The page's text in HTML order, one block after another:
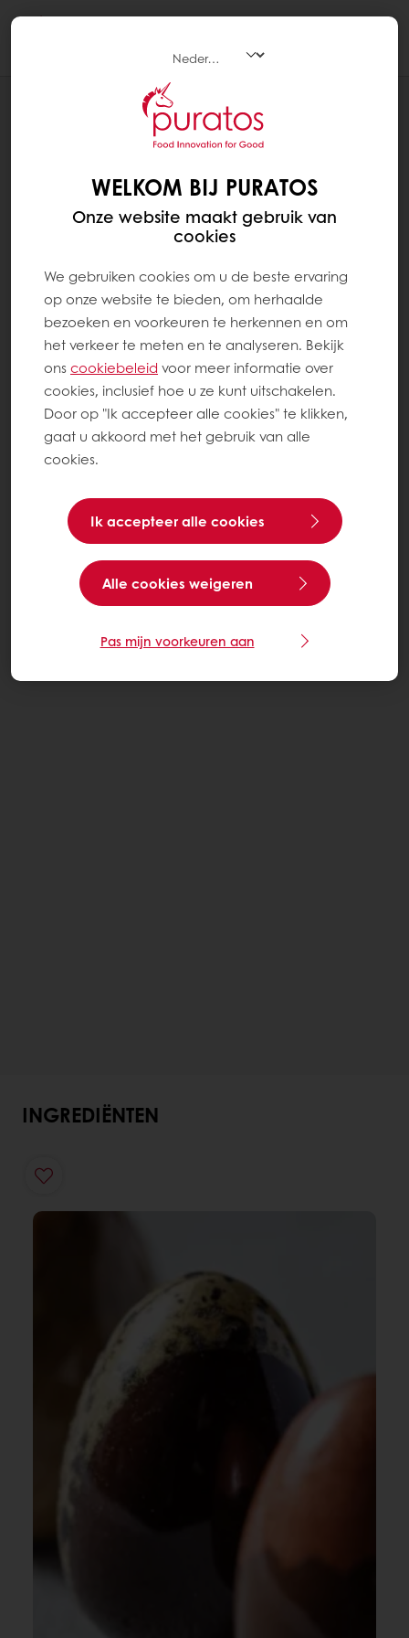
RECEPTEN
KOFFIE CARAMEL 65
INGREDIËNTEN
WELKOM BIJ PURATOS
Onze website maakt gebruik van
cookies
We gebruiken cookies om u de beste ervaring
op onze website te bieden, om herhaalde
bezoeken en voorkeuren te herkennen en om
het verkeer te meten en te analyseren. Bekijk
ons ​​cookiebeleid voor meer informatie over
cookies, inclusief hoe u ze kunt uitschakelen.
Door op "Ik accepteer alle cookies" te klikken,
gaat u akkoord met het gebruik van alle
cookies.
Ik accepteer alle cookies
Alle cookies weigeren
Pas mijn voorkeuren aan